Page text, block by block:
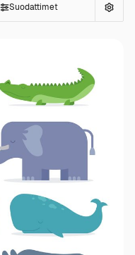
Suodattimet